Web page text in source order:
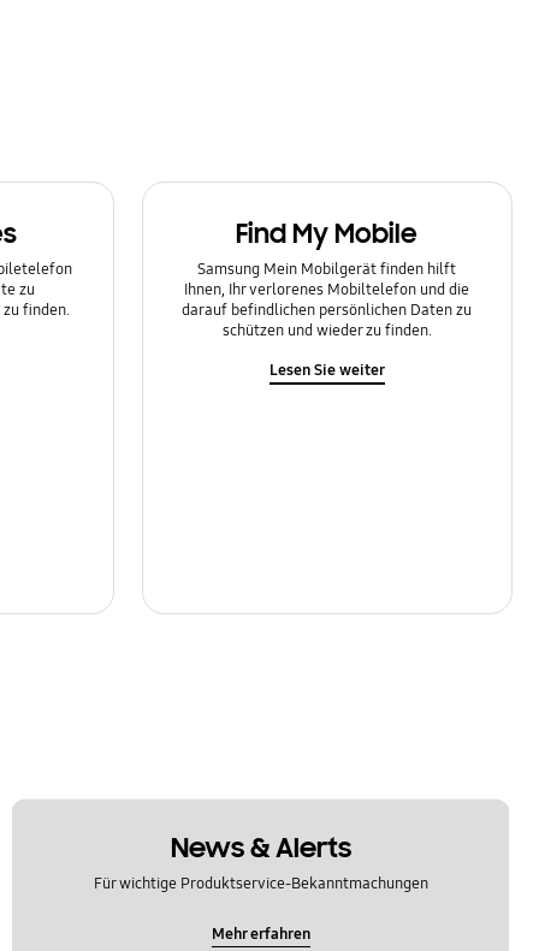
zu
finden.
Find My Mobile
Samsung Mein Mobilgerät finden hilft
Ihnen, Ihr verlorenes Mobiltelefon und die
darauf befindlichen persönlichen Daten zu
schützen und wieder zu finden.
Lesen Sie weiter
News & Alerts
Für wichtige Produktservice-Bekanntmachungen
Mehr erfahren